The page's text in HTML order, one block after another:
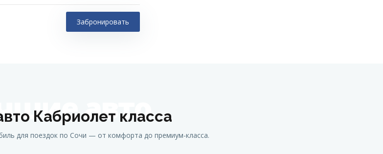
Забронировать
Кабриолет класса
для поездок по Сочи — от комфорта до премиум-класса.
авто